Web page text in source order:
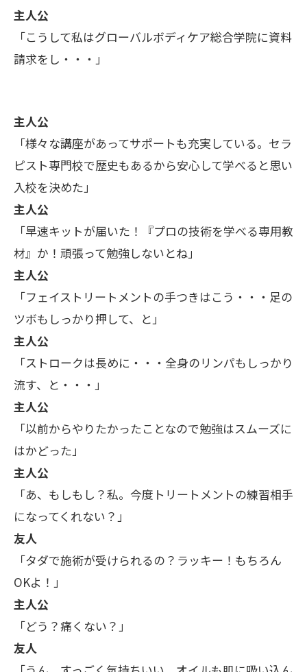
主人公
「こうして私はグローバルボディケア総合学院に資料
請求をし・・・」
主人公
「様々な講座があってサポートも充実している。セラ
ピスト専門校で歴史もあるから安心して学べると思い
入校を決めた」
主人公
「早速キットが届いた！『プロの技術を学べる専用教
材』か！頑張って勉強しないとね」
主人公
「フェイストリートメントの手つきはこう・・・足の
ツボもしっかり押して、と」
主人公
「ストロークは長めに・・・全身のリンパもしっかり
流す、と・・・」
主人公
「以前からやりたかったことなので勉強はスムーズに
はかどった」
主人公
「あ、もしもし？私。今度トリートメントの練習相手
になってくれない？」
友人
「タダで施術が受けられるの？ラッキー！もちろん
OKよ！」
主人公
「どう？痛くない？」
友人